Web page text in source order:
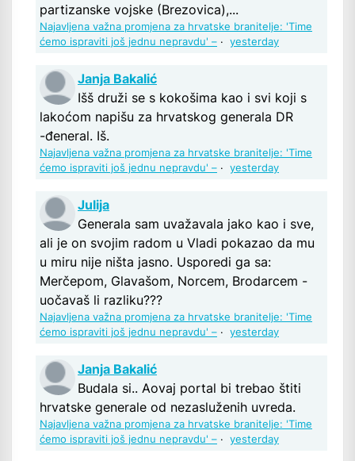
partizanske vojske (Brezovica),...
Najavljena važna promjena za hrvatske branitelje: 'Time
ćemo ispraviti još jednu nepravdu' – · yesterday
Janja Bakalić
Išš druži se s kokošima kao i svi koji s
lakoćom napišu za hrvatskog generala DR
-đeneral. Iš.
Najavljena važna promjena za hrvatske branitelje: 'Time
ćemo ispraviti još jednu nepravdu' – · yesterday
Julija
Generala sam uvažavala jako kao i sve,
ali je on svojim radom u Vladi pokazao da mu
u miru nije ništa jasno. Usporedi ga sa:
Merčepom, Glavašom, Norcem, Brodarcem -
uočavaš li razliku???
Najavljena važna promjena za hrvatske branitelje: 'Time
ćemo ispraviti još jednu nepravdu' – · yesterday
Janja Bakalić
Budala si.. Aovaj portal bi trebao štiti
hrvatske generale od nezasluženih uvreda.
Najavljena važna promjena za hrvatske branitelje: 'Time
ćemo ispraviti još jednu nepravdu' – · yesterday